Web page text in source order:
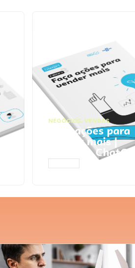
NEGÓCIOS, VENDAS
Faça ações para
vender mais |
Prompts ChatGPT